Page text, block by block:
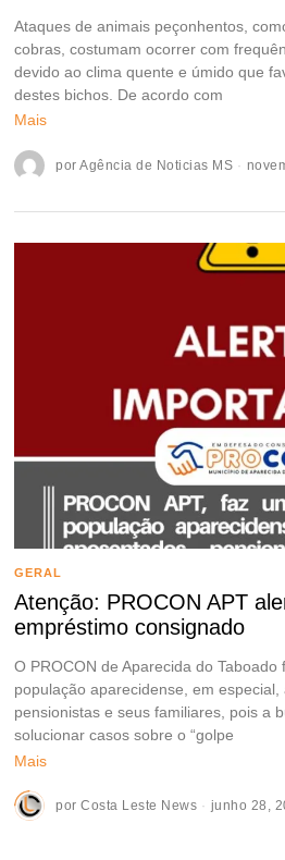
Ataques de animais peçonhentos,
cobras, costumam ocorrer com
devido ao clima quente e úmido que
destes bichos. De acordo com
Mais
porAgência de Noticias MS
GERAL
Atenção: PROCON APT
empréstimo consignado
O PROCON de Aparecida do Taboado
população aparecidense, em especial,
pensionistas e seus familiares, pois a
solucionar casos sobre o “golpe
Mais
porCosta Leste News junho 28,